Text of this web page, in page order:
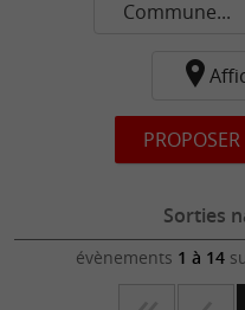
Commune...
Sorties
évènements 1 à 14